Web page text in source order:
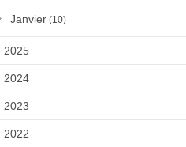
Janvier (10)
2025
2024
2023
2022